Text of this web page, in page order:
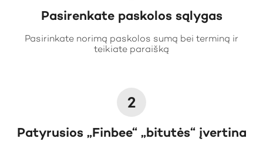
Pasirenkate paskolos sąlygas
Pasirinkate norimą paskolos sumą bei terminą ir
teikiate paraišką
2
Patyrusios „Finbee“ „bitutės“ įvertina